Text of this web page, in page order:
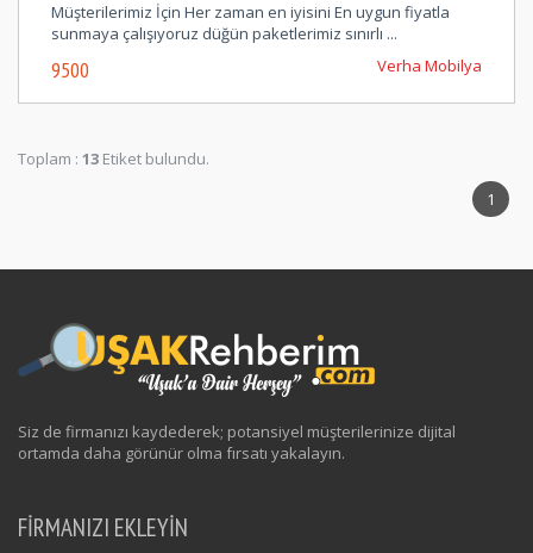
Müşterilerimiz İçin Her zaman en iyisini En uygun fiyatla
sunmaya çalışıyoruz düğün paketlerimiz sınırlı ...
9500 Verha Mobilya
Toplam : 13 Etiket bulundu.
1
Siz de firmanızı kaydederek; potansiyel müşterilerinize dijital
ortamda daha görünür olma fırsatı yakalayın.
FİRMANIZI EKLEYİN